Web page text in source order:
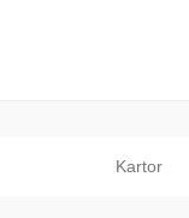
Kartor